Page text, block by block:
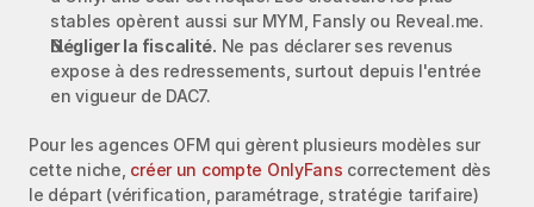
stables opèrent aussi sur MYM, Fansly ou Reveal.me.
Négliger la fiscalité. Ne pas déclarer ses revenus
expose à des redressements, surtout depuis l'entrée
en vigueur de DAC7.
Pour les agences OFM qui gèrent plusieurs modèles sur
cette niche, créer un compte OnlyFans correctement dès
le départ (vérification, paramétrage, stratégie tarifaire)